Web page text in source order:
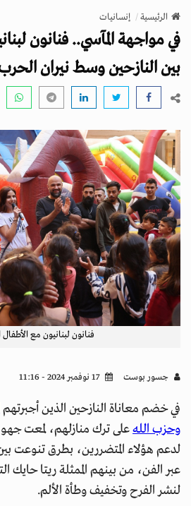
v
g
a
t
n
الرئيسية إنسانيات
في مواجهة المآسي.. فنانون
بين النازحين وسط نيران
فنانون لبنانيون مع الأطفال
جسور بوست 17 نوفمبر 2024 - 11:16
في خضم معاناة النازحين الذين أجبرتهم
وحزب اللهعلى ترك منازلهم، لمعت
لدعم هؤلاء المتضررين، بطرق تنوعت بين
عبر الفن، من بينهم الممثلة ريتا حايك
لنشر الفرح وتخفيف وطأة الألم.